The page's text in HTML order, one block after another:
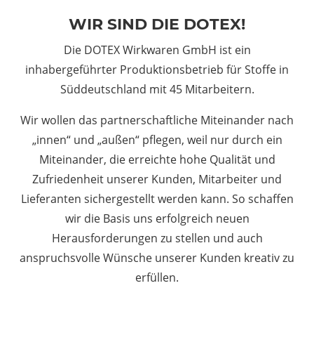
WIR SIND DIE DOTEX!
Die DOTEX Wirkwaren GmbH ist ein
inhabergeführter Produktionsbetrieb für Stoffe in
Süddeutschland mit 45 Mitarbeitern.
Wir wollen das partnerschaftliche Miteinander nach
„innen“ und „außen“ pflegen, weil nur durch ein
Miteinander, die erreichte hohe Qualität und
Zufriedenheit unserer Kunden, Mitarbeiter und
Lieferanten sichergestellt werden kann. So schaffen
wir die Basis uns erfolgreich neuen
Herausforderungen zu stellen und auch
anspruchsvolle Wünsche unserer Kunden kreativ zu
erfüllen.